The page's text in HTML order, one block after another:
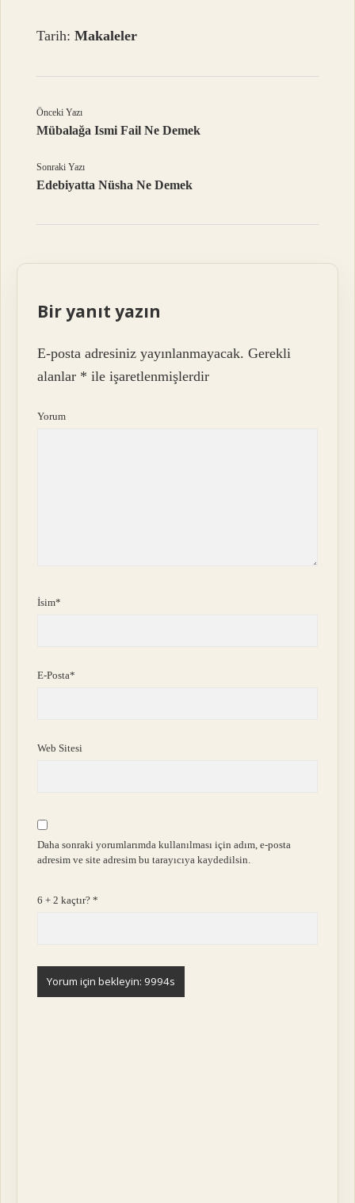
Tarih:Makaleler
Önceki Yazı
Mübalağa Ismi Fail Ne Demek
Sonraki Yazı
Edebiyatta Nüsha Ne Demek
Bir yanıt yazın
E-posta adresiniz yayınlanmayacak. Gerekli
alanlar * ile işaretlenmişlerdir
Yorum
İsim*
E-Posta*
Web Sitesi
Daha sonraki yorumlarımda kullanılması için adım, e-posta
adresim ve site adresim bu tarayıcıya kaydedilsin.
6 + 2 kaçtır?*